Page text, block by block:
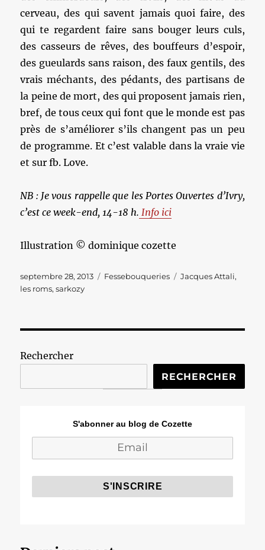
cerveau, des qui savent jamais quoi faire, des
qui te regardent faire sans bouger leurs culs,
des casseurs de rêves, des bouffeurs d’espoir,
des gueulards sans raison, des faux gentils, des
vrais méchants, des pédants, des partisans de
la peine de mort, des qui proposent jamais rien,
bref, de tous ceux qui font que le monde est pas
près de s’améliorer s’ils changent pas un peu
de programme. Et c’est valable dans la vraie vie
et sur fb. Love.
NB : Je vous rappelle que les Portes Ouvertes d’Ivry,
c’est ce week-end, 14-18 h. Info ici
Illustration © dominique cozette
Publié
le
septembre 28, 2013 Catégories
Fessebouqueries Étiquettes
Jacques Attali,
les roms,sarkozy
Rechercher
RECHERCHER
S'abonner au blog de Cozette